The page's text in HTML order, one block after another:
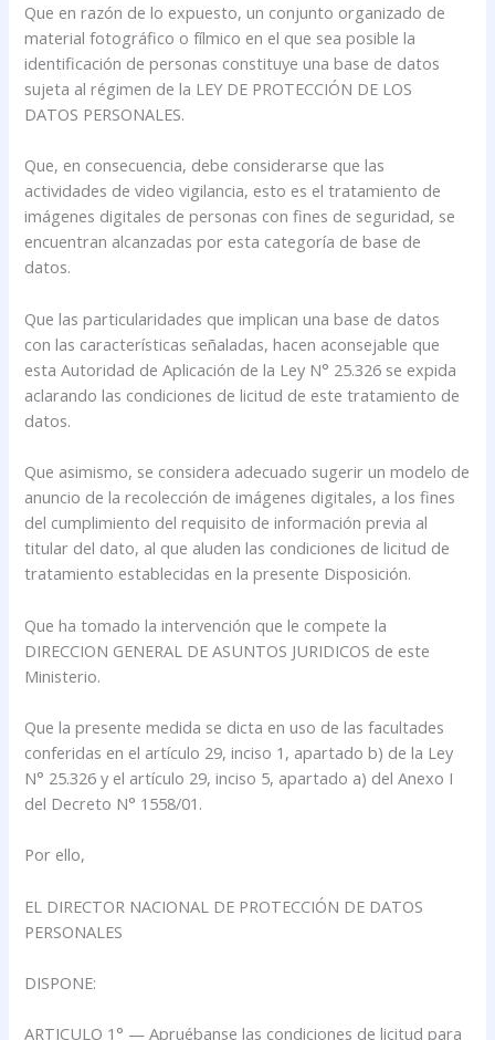
Que en razón de lo expuesto, un conjunto organizado de
material fotográfico o fílmico en el que sea posible la
identificación de personas constituye una base de datos
sujeta al régimen de la LEY DE PROTECCIÓN DE LOS
DATOS PERSONALES.
Que, en consecuencia, debe considerarse que las
actividades de video vigilancia, esto es el tratamiento de
imágenes digitales de personas con fines de seguridad, se
encuentran alcanzadas por esta categoría de base de
datos.
Que las particularidades que implican una base de datos
con las características señaladas, hacen aconsejable que
esta Autoridad de Aplicación de la Ley N° 25.326 se expida
aclarando las condiciones de licitud de este tratamiento de
datos.
Que asimismo, se considera adecuado sugerir un modelo de
anuncio de la recolección de imágenes digitales, a los fines
del cumplimiento del requisito de información previa al
titular del dato, al que aluden las condiciones de licitud de
tratamiento establecidas en la presente Disposición.
Que ha tomado la intervención que le compete la
DIRECCION GENERAL DE ASUNTOS JURIDICOS de este
Ministerio.
Que la presente medida se dicta en uso de las facultades
conferidas en el artículo 29, inciso 1, apartado b) de la Ley
N° 25.326 y el artículo 29, inciso 5, apartado a) del Anexo I
del Decreto N° 1558/01.
Por ello,
EL DIRECTOR NACIONAL DE PROTECCIÓN DE DATOS
PERSONALES
DISPONE:
ARTICULO 1° — Apruébanse las condiciones de licitud para